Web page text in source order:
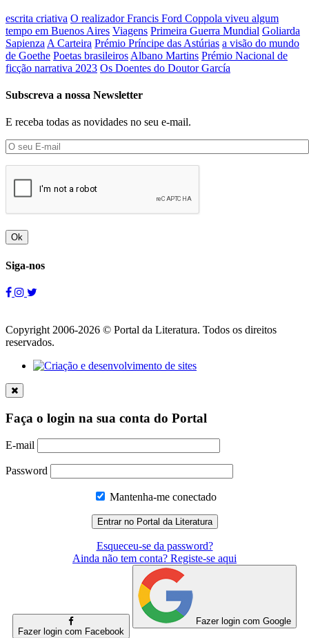
escrita criativa O realizador Francis Ford Coppola viveu algum
tempo em Buenos Aires Viagens Primeira Guerra Mundial Goliarda
Sapienza A Carteira Prémio Príncipe das Astúrias a visão do mundo
de Goethe Poetas brasileiros Albano Martins Prémio Nacional de
ficção narrativa 2023 Os Doentes do Doutor García
Subscreva a nossa Newsletter
E receba todas as novidades no seu e-mail.
Ok
Siga-nos
Copyright 2006-2026 © Portal da Literatura. Todos os direitos
reservados.
Faça o login na sua conta do Portal
E-mail
Password
Mantenha-me conectado
Esqueceu-se da password?
Ainda não tem conta? Registe-se aqui
Fazer login com Facebook
Fazer login com Google